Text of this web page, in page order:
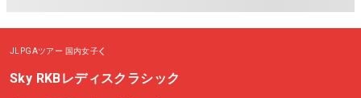
JLPGAツアー 国内女子
Sky RKBレディスクラシック